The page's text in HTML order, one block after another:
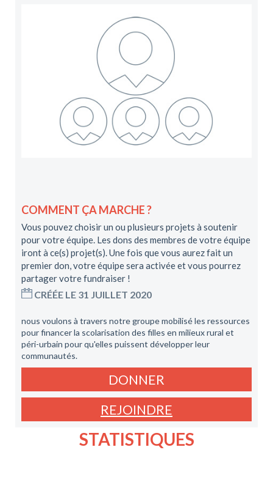
COMMENT ÇA MARCHE ?
Vous pouvez choisir un ou plusieurs projets à soutenir
pour votre équipe. Les dons des membres de votre équipe
iront à ce(s) projet(s). Une fois que vous aurez fait un
premier don, votre équipe sera activée et vous pourrez
partager votre fundraiser !
CRÉÉE LE 31 JUILLET 2020
nous voulons à travers notre groupe mobilisé les ressources
pour financer la scolarisation des filles en milieux rural et
péri-urbain pour qu'elles puissent développer leur
communautés.
DONNER
REJOINDRE
STATISTIQUES